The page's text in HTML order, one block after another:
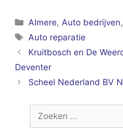
Categorieën
Almere, Auto bedrijven,
Tags
Auto reparatie
Kruitbosch en De
Deventer
Scheel Nederland BV
naar: